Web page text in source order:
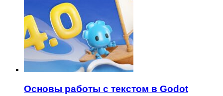
Основы работы с текстом в Godot